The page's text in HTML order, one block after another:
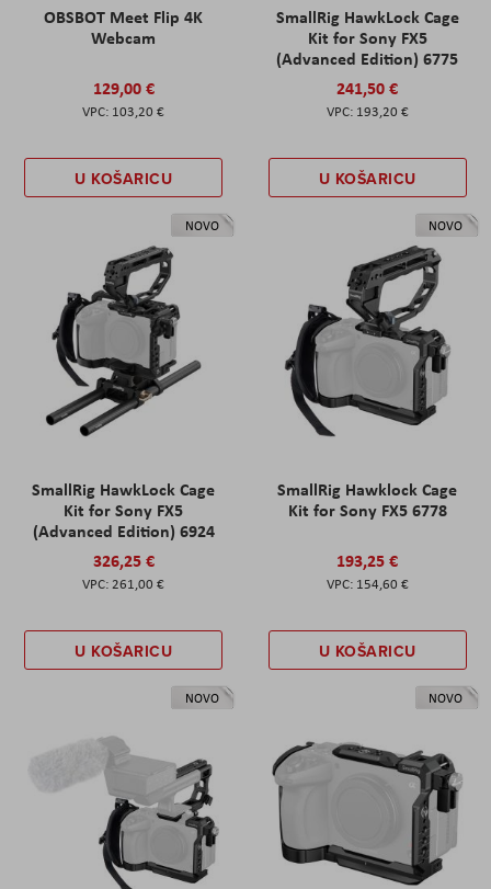
OBSBOT Meet Flip 4K
Webcam
129,00 €
103,20 €
U KOŠARICU
SmallRig HawkLock Cage
Kit for Sony FX5
(Advanced Edition) 6775
241,50 €
193,20 €
U KOŠARICU
NOVO
SmallRig HawkLock Cage
Kit for Sony FX5
(Advanced Edition) 6924
326,25 €
261,00 €
U KOŠARICU
NOVO
SmallRig Hawklock Cage
Kit for Sony FX5 6778
193,25 €
154,60 €
U KOŠARICU
NOVO NOVO